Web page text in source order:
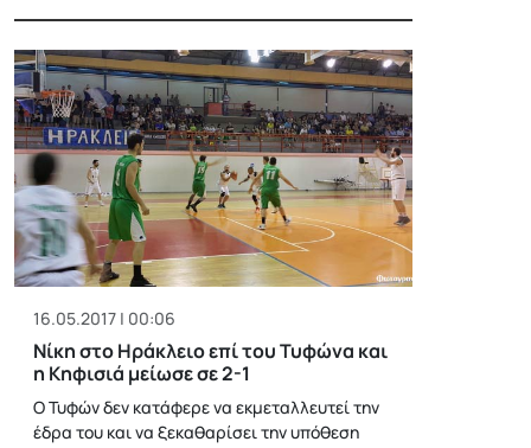
16.05.2017 | 00:06
Νίκη στο Ηράκλειο επί του Τυφώνα και
η Κηφισιά μείωσε σε 2-1
Ο Τυφών δεν κατάφερε να εκμεταλλευτεί την
έδρα του και να ξεκαθαρίσει την υπόθεση